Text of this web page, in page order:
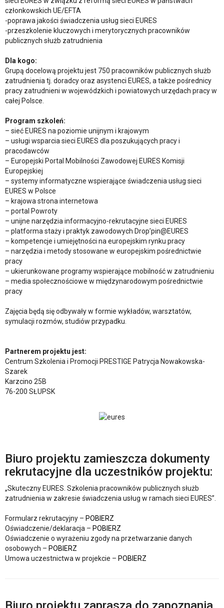
członkowskich UE/EFTA
-poprawa jakości świadczenia usług sieci EURES
-przeszkolenie kluczowych i merytorycznych pracowników
publicznych służb zatrudnienia
Dla kogo:
Grupą docelową projektu jest 750 pracowników publicznych służb
zatrudnienia tj. doradcy oraz asystenci EURES, a także pośrednicy
pracy zatrudnieni w wojewódzkich i powiatowych urzędach pracy w
całej Polsce.
Program szkoleń:
– sieć EURES na poziomie unijnym i krajowym
– usługi wsparcia sieci EURES dla poszukujących pracy i
pracodawców
– Europejski Portal Mobilności Zawodowej EURES Komisji
Europejskiej
– systemy informatyczne wspierające świadczenia usług sieci
EURES w Polsce
– krajowa strona internetowa
– portal Powroty
– unijne narzędzia informacyjno-rekrutacyjne sieci EURES
– platforma staży i praktyk zawodowych Drop’pin@EURES
– kompetencje i umiejętności na europejskim rynku pracy
– narzędzia i metody stosowane w europejskim pośrednictwie
pracy
– ukierunkowane programy wspierające mobilność w zatrudnieniu
– media społecznościowe w międzynarodowym pośrednictwie
pracy
Zajęcia będą się odbywały w formie wykładów, warsztatów,
symulacji rozmów, studiów przypadku.
Partnerem projektu jest:
Centrum Szkolenia i Promocji PRESTIGE Patrycja Nowakowska-
Szarek
Karzcino 25B
76-200 SŁUPSK
Biuro projektu zamieszcza dokumenty
rekrutacyjne dla uczestników projektu:
„Skuteczny EURES. Szkolenia pracowników publicznych służb
zatrudnienia w zakresie świadczenia usług w ramach sieci EURES”.
Formularz rekrutacyjny – POBIERZ
Oświadczenie/deklaracja – POBIERZ
Oświadczenie o wyrażeniu zgody na przetwarzanie danych
osobowych – POBIERZ
Umowa uczestnictwa w projekcie – POBIERZ